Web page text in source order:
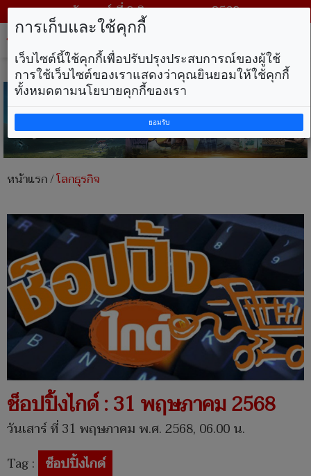
วันเสาร์ ที่ 8 สิงหาคม พ.ศ. 2569
หน้าแรก/โลกธุรกิจ
ช็อปปิ้งไกด์ : 31 พฤษภาคม 2568
วันเสาร์ ที่ 31 พฤษภาคม พ.ศ. 2568, 06.00 น.
Tag : ช็อปปิ้งไกด์
การเก็บและใช้คุกกี้
เว็บไซต์นี้ใช้คุกกี้เพื่อปรับปรุงประสบการณ์ของผู้ใช้
การใช้เว็บไซต์ของเราแสดงว่าคุณยินยอมให้ใช้คุกกี้
ทั้งหมดตามนโยบายคุกกี้ของเรา
ยอมรับ